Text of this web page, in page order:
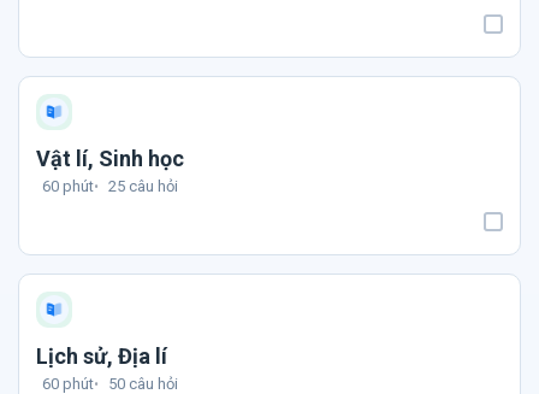
Vật lí, Sinh học
60 phút 25 câu hỏi
Lịch sử, Địa lí
60 phút 50 câu hỏi